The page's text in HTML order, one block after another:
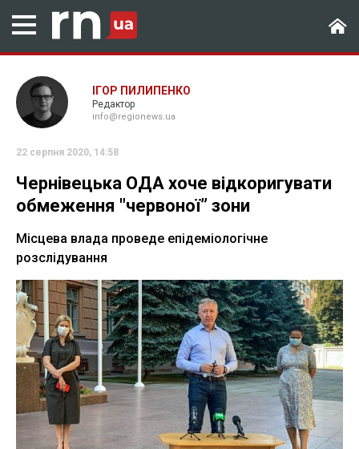
ІГОР ПИЛИПЕНКО
Редактор
info@regionews.ua
22 серпня 2020, 14:58
Чернівецька ОДА хоче відкоригувати
обмеження "червоної” зони
Місцева влада проведе епідеміологічне
розслідування